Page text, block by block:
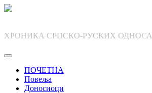
Skip
ХРОНИКА СРПСКО-РУСКИХ ОДНОСА
ПОЧЕТНА
Повеља
Доносиоци